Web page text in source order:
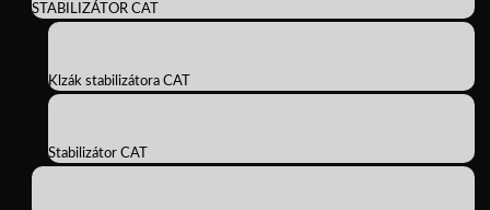
STABILIZÁTOR CAT
Klzák stabilizátora CAT
Stabilizátor CAT